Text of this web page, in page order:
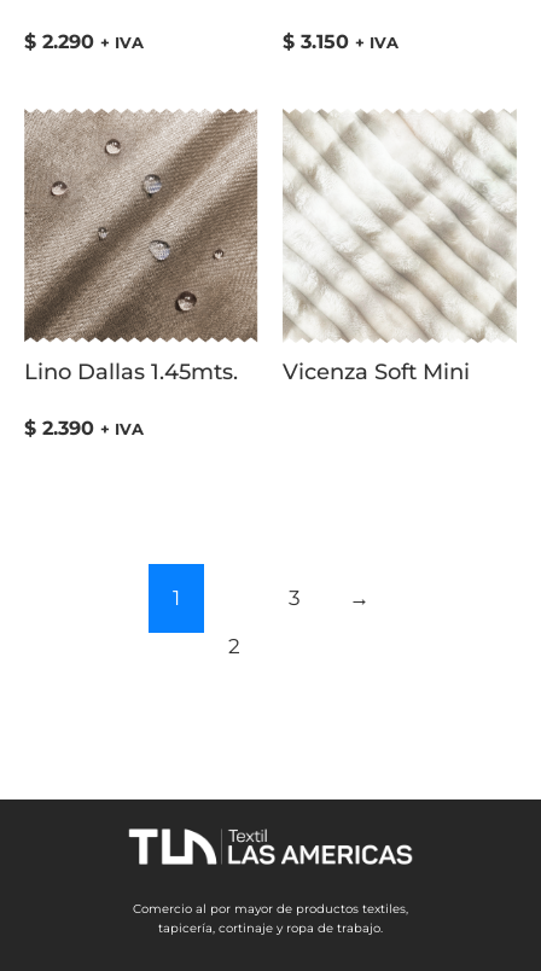
$ 2.290 + IVA $ 3.150 + IVA
Lino Dallas 1.45mts.
$ 2.390 + IVA
Vicenza Soft Mini
1
2
3 →
Comercio al por mayor de productos textiles,
tapicería, cortinaje y ropa de trabajo.